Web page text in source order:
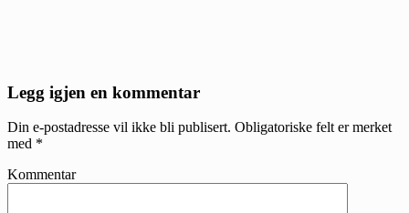
Reader
Legg igjen en kommentar
Din e-postadresse vil ikke bli publisert. Obligatoriske felt er merket
med *
Kommentar